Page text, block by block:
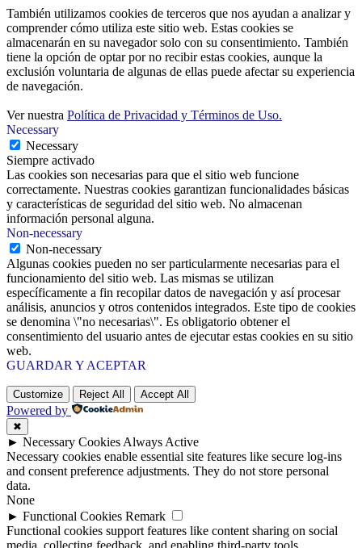
También utilizamos cookies de terceros que nos ayudan a analizar y
comprender cómo utiliza este sitio web. Estas cookies se
almacenarán en su navegador solo con su consentimiento. También
tiene la opción de optar por no recibir estas cookies, aunque la
exclusión voluntaria de algunas de ellas puede afectar su experiencia
de navegación.
Ver nuestra Política de Privacidad y Términos de Uso.
Necessary
Necessary
Siempre activado
Las cookies son necesarias para que el sitio web funcione
correctamente. Nuestras cookies garantizan funcionalidades básicas
y características de seguridad del sitio web. No almacenan
información personal alguna.
Non-necessary
Non-necessary
Algunas cookies pueden no ser particularmente necesarias para el
funcionamiento del sitio web. Las mismas se utilizan
específicamente a fin recopilar datos de navegación y así procesar
análisis, anuncios y otros contenidos integrados. Este tipo de cookies
se denomina \"no necesarias\". Es obligatorio obtener el
consentimiento del usuario antes de ejecutar estas cookies en su sitio
web.
GUARDAR Y ACEPTAR
Customize Reject All Accept All
Powered by
✖
► Necessary Cookies Always Active
Necessary cookies enable essential site features like secure log-ins
and consent preference adjustments. They do not store personal
data.
None
► Functional Cookies Remark
Functional cookies support features like content sharing on social
media, collecting feedback, and enabling third-party tools.